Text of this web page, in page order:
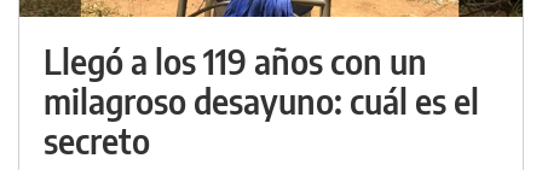
Llegó a los 119 años con un
milagroso desayuno: cuál es el
secreto